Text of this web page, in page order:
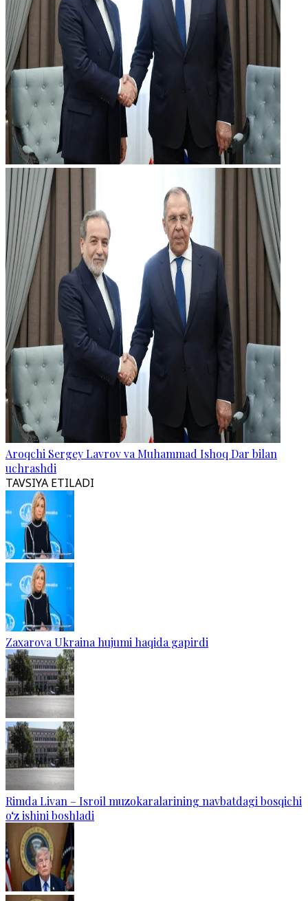
Aroqchi Sergey Lavrov va Muhammad Ishoq Dar bilan
uchrashdi
TAVSIYA ETILADI
Zaxarova Ukraina hujumi haqida gapirdi
Rimda Livan – Isroil muzokaralarining navbatdagi bosqichi
o‘z ishini boshladi